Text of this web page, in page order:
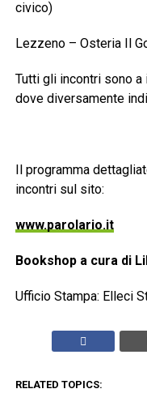
civico)
Lezzeno – Osteria Il
Tutti gli incontri sono
dove diversamente
Il programma
incontri sul sito:
www.parolario.it
Bookshop a cura di
Ufficio Stampa: Elleci
RELATED TOPICS: